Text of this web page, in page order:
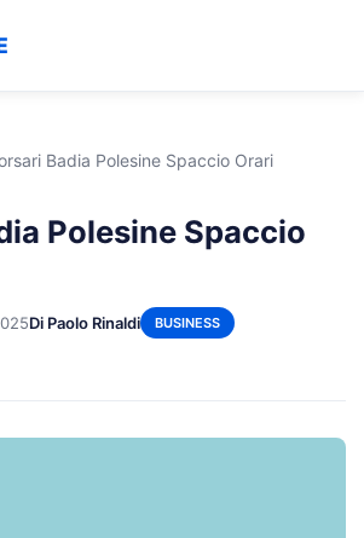
Badia Polesine Spaccio Orari
Polesine Spaccio
Di Paolo Rinaldi BUSINESS